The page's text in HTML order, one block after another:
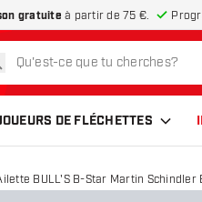
gratuite à partir de 75 €.
DE FLÉCHETTES
BULL'S B-Star Martin Schindler